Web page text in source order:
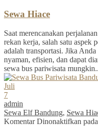
Sewa Hiace
Saat merencanakan
rekan kerja, salah satu aspek
adalah transportasi. Jika
nyaman, efisien, dan dapat
sewa bus pariwisata
Juli
7
admin
Sewa Elf Bandung, Sewa
Komentar Dinonaktifkan